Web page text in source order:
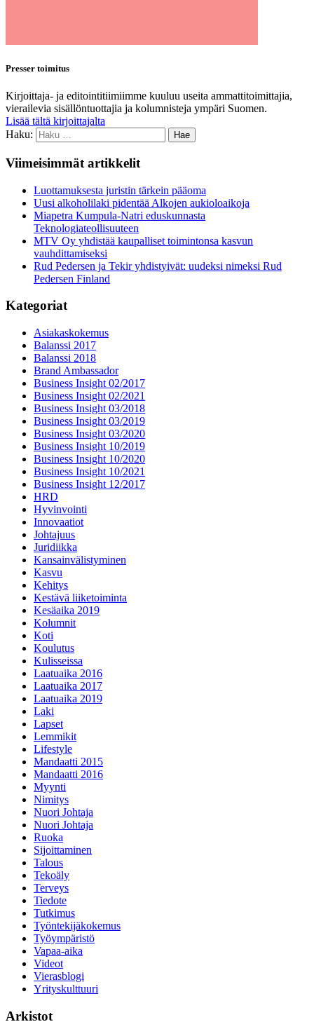
Presser toimitus
Kirjoittaja- ja editointitiimiimme kuuluu useita ammattitoimittajia,
vierailevia sisällöntuottajia ja kolumnisteja ympäri Suomen.
Lisää tältä kirjoittajalta
Haku:
Viimeisimmät artikkelit
Luottamuksesta juristin tärkein pääoma
Uusi alkoholilaki pidentää Alkojen aukioloaikoja
Miapetra Kumpula-Natri eduskunnasta
Teknologiateollisuuteen
MTV Oy yhdistää kaupalliset toimintonsa kasvun
vauhdittamiseksi
Rud Pedersen ja Tekir yhdistyivät: uudeksi nimeksi Rud
Pedersen Finland
Kategoriat
Asiakaskokemus
Balanssi 2017
Balanssi 2018
Brand Ambassador
Business Insight 02/2017
Business Insight 02/2021
Business Insight 03/2018
Business Insight 03/2019
Business Insight 03/2020
Business Insight 10/2019
Business Insight 10/2020
Business Insight 10/2021
Business Insight 12/2017
HRD
Hyvinvointi
Innovaatiot
Johtajuus
Juridiikka
Kansainvälistyminen
Kasvu
Kehitys
Kestävä liiketoiminta
Kesäaika 2019
Kolumnit
Koti
Koulutus
Kulisseissa
Laatuaika 2016
Laatuaika 2017
Laatuaika 2019
Laki
Lapset
Lemmikit
Lifestyle
Mandaatti 2015
Mandaatti 2016
Myynti
Nimitys
Nuori Johtaja
Nuori Johtaja
Ruoka
Sijoittaminen
Talous
Tekoäly
Terveys
Tiedote
Tutkimus
Työntekijäkokemus
Työympäristö
Vapaa-aika
Videot
Vierasblogi
Yrityskulttuuri
Arkistot